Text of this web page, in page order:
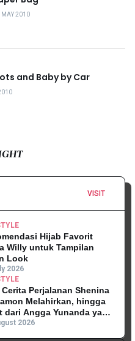
MAY 2010
and Baby by Car
VISIT
Hijab Favorit
Willy untuk Tampilan
Look
2026
Perjalanan Shenina
Melahirkan, hingga
dari Angga Yunanda yang
2026